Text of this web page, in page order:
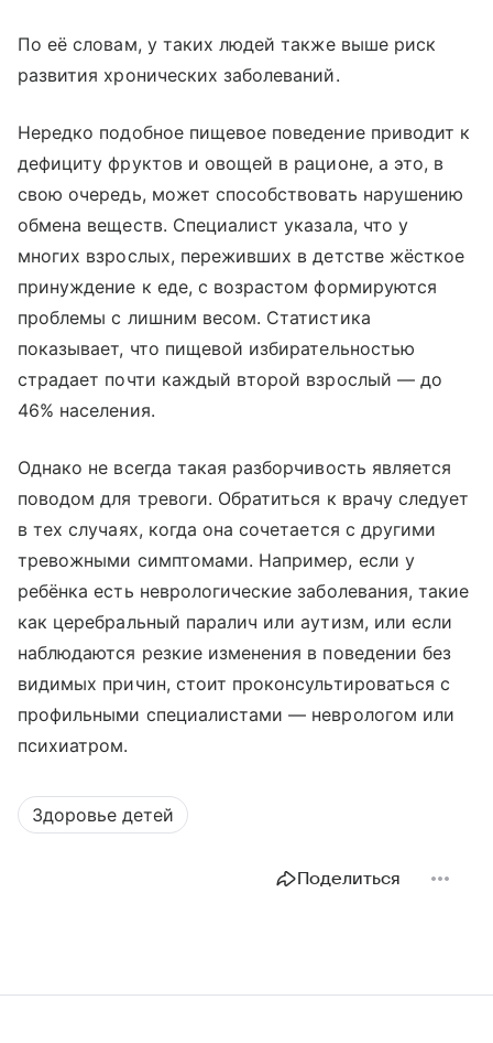
По её словам, у таких людей также выше риск
развития хронических заболеваний.
Нередко подобное пищевое поведение приводит к
дефициту фруктов и овощей в рационе, а это, в
свою очередь, может способствовать нарушению
обмена веществ. Специалист указала, что у
многих взрослых, переживших в детстве жёсткое
принуждение к еде, с возрастом формируются
проблемы с лишним весом. Статистика
показывает, что пищевой избирательностью
страдает почти каждый второй взрослый — до
46% населения.
Однако не всегда такая разборчивость является
поводом для тревоги. Обратиться к врачу следует
в тех случаях, когда она сочетается с другими
тревожными симптомами. Например, если у
ребёнка есть неврологические заболевания, такие
как церебральный паралич или аутизм, или если
наблюдаются резкие изменения в поведении без
видимых причин, стоит проконсультироваться с
профильными специалистами — неврологом или
психиатром.
Здоровье детей
Поделиться